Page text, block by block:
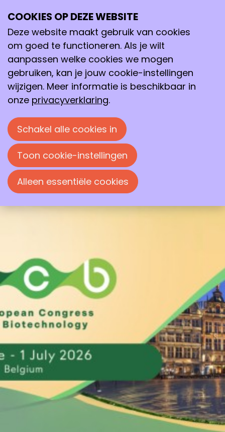
28jun
01jul
15:30 - 16:15 A Room with a ZOO, Antwerpen
ECB 2026 European Congress on
Biotechnology
Thema:Shaping tomorrow:
Biotechnology for Health, Food, Energy,
Environment
COOKIES OP DEZE WEBSITE
Deze website maakt gebruik van cookies
om goed te functioneren. Als je wilt
aanpassen welke cookies we mogen
gebruiken, kan je jouw cookie-instellingen
wijzigen. Meer informatie is beschikbaar in
onze privacyverklaring.
Schakel alle cookies in
Toon cookie-instellingen
Alleen essentiële cookies